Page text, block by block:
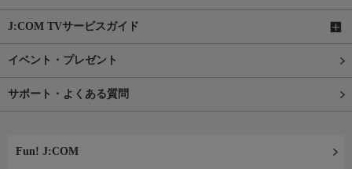
J:COM TVサービスガイド
イベント・プレゼント
サポート・よくある質問
Fun! J:COM